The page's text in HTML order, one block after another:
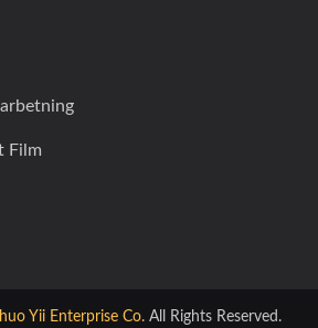
Film
Yii Enterprise Co.All Rights Reserved.